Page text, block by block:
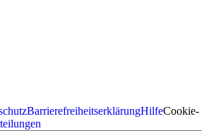
BarrierefreiheitserklärungHilfeCookie-